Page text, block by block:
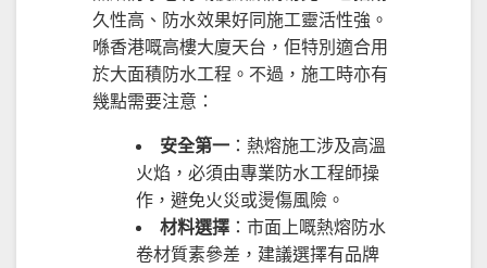
久性高、防水效果好同施工靈活性強。
喺香港嘅高樓大廈天台，佢特別適合用
於大面積防水工程。不過，施工時亦有
幾點需要注意：
安全第一 ：熱熔施工涉及高溫
火焰，必須由專業防水工程師操
作，避免火災或燙傷風險。
材料選擇 ：市面上嘅熱熔防水
卷材質素參差，建議選擇有品牌